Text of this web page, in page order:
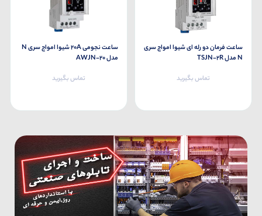
ساعت فرمان دو رله ای شیوا امواج سری
N مدل TSJN-2R
تماس بگیرید
ساعت نجومی 20A شیوا امواج سری N
مدل AWJN-20
تماس بگیرید